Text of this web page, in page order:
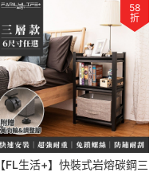
58
折
【FL生活+】快裝式岩熔碳鋼三